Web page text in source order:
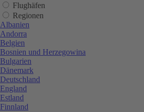
Flughäfen
Regionen
Albanien
Andorra
Belgien
Bosnien und Herzegowina
Bulgarien
Dänemark
Deutschland
England
Estland
Finnland